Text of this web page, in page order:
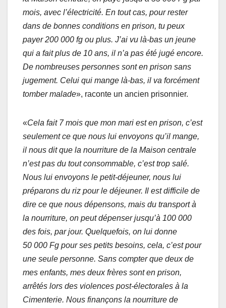
mois, avec l’électricité. En tout cas, pour rester
dans de bonnes conditions en prison, tu peux
payer 200 000 fg ou plus. J’ai vu là-bas un jeune
qui a fait plus de 10 ans, il n’a pas été jugé encore.
De nombreuses personnes sont en prison sans
jugement. Celui qui mange là-bas, il va forcément
tomber malade», raconte un ancien prisonnier.
«Cela fait 7 mois que mon mari est en prison, c’est
seulement ce que nous lui envoyons qu’il mange,
il nous dit que la nourriture de la Maison centrale
n’est pas du tout consommable, c’est trop salé.
Nous lui envoyons le petit-déjeuner, nous lui
préparons du riz pour le déjeuner. Il est difficile de
dire ce que nous dépensons, mais du transport à
la nourriture, on peut dépenser jusqu’à 100 000
des fois, par jour. Quelquefois, on lui donne
50 000 Fg pour ses petits besoins, cela, c’est pour
une seule personne. Sans compter que deux de
mes enfants, mes deux frères sont en prison,
arrêtés lors des violences post-électorales à la
Cimenterie. Nous finançons la nourriture de